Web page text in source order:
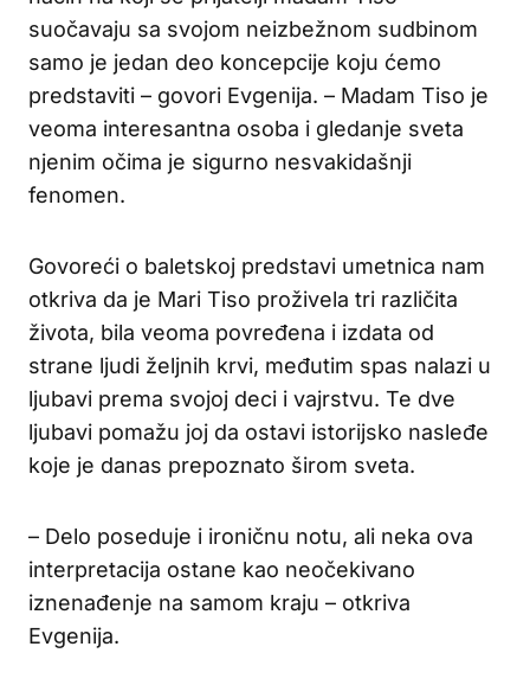
suočavaju sa svojom neizbežnom sudbinom
samo je jedan deo koncepcije koju ćemo
predstaviti – govori Evgenija. – Madam Tiso je
veoma interesantna osoba i gledanje sveta
njenim očima je sigurno nesvakidašnji
fenomen.
Govoreći o baletskoj predstavi umetnica nam
otkriva da je Mari Tiso proživela tri različita
života, bila veoma povređena i izdata od
strane ljudi željnih krvi, međutim spas nalazi u
ljubavi prema svojoj deci i vajrstvu. Te dve
ljubavi pomažu joj da ostavi istorijsko nasleđe
koje je danas prepoznato širom sveta.
– Delo poseduje i ironičnu notu, ali neka ova
interpretacija ostane kao neočekivano
iznenađenje na samom kraju – otkriva
Evgenija.